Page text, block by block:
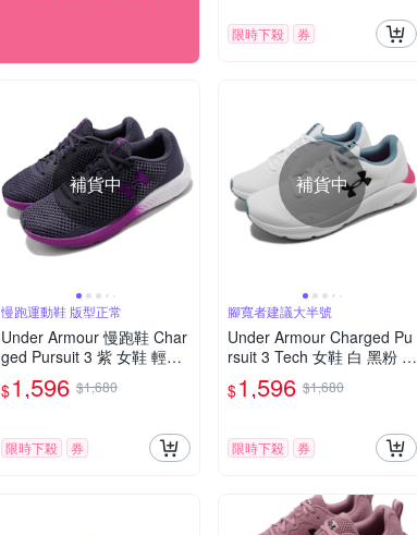
限時下殺 券
補貨中
慢跑運動鞋 版型正常
Under Armour 慢跑鞋 Char
ged Pursuit 3 紫 女鞋 輕量
緩震 路跑 運動鞋 UA 30248
89500
$1,596 $1,680
限時下殺 券
補貨中
腳寬者建議大半號
Under Armour Charged Pu
rsuit 3 Tech 女鞋 白 黑粉 路
跑 運動鞋 UA 支撐 302543
0102
$1,596 $1,680
限時下殺 券